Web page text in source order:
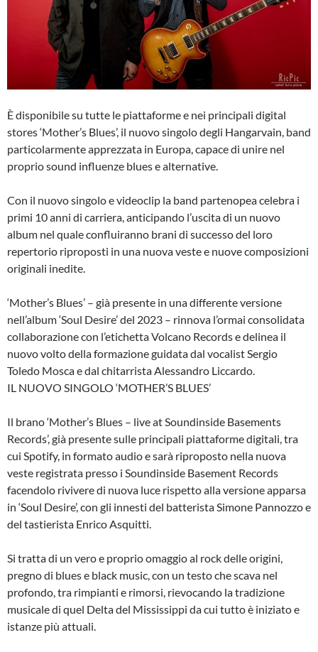
È disponibile su tutte le piattaforme e nei principali digital
stores ‘Mother’s Blues’, il nuovo singolo degli Hangarvain, band
particolarmente apprezzata in Europa, capace di unire nel
proprio sound influenze blues e alternative.
Con il nuovo singolo e videoclip la band partenopea celebra i
primi 10 anni di carriera, anticipando l’uscita di un nuovo
album nel quale confluiranno brani di successo del loro
repertorio riproposti in una nuova veste e nuove composizioni
originali inedite.
‘Mother’s Blues’ – già presente in una differente versione
nell’album ‘Soul Desire’ del 2023 – rinnova l’ormai consolidata
collaborazione con l’etichetta Volcano Records e delinea il
nuovo volto della formazione guidata dal vocalist Sergio
Toledo Mosca e dal chitarrista Alessandro Liccardo.
IL NUOVO SINGOLO ‘MOTHER’S BLUES’
Il brano ‘Mother’s Blues – live at Soundinside Basements
Records’, già presente sulle principali piattaforme digitali, tra
cui Spotify, in formato audio e sarà riproposto nella nuova
veste registrata presso i Soundinside Basement Records
facendolo rivivere di nuova luce rispetto alla versione apparsa
in ‘Soul Desire’, con gli innesti del batterista Simone Pannozzo e
del tastierista Enrico Asquitti.
Si tratta di un vero e proprio omaggio al rock delle origini,
pregno di blues e black music, con un testo che scava nel
profondo, tra rimpianti e rimorsi, rievocando la tradizione
musicale di quel Delta del Mississippi da cui tutto è iniziato e
istanze più attuali.